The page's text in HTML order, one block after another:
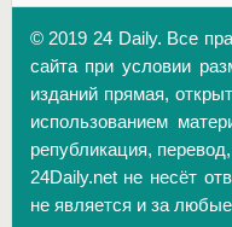
© 2019 24 Daily. Все
сайта при условии
изданий прямая,
использованием
републикация,
24Daily.net не несёт
не является и за